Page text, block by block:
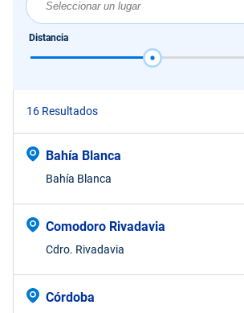
Distancia
decimal
degrees. Use
dot (.) as
decimal
separator.
16 Resultados
Bahía Blanca
Bahía Blanca
Comodoro Rivadavia
Cdro. Rivadavia
Córdoba